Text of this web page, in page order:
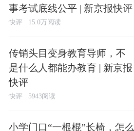
事考试底线公平 | 新京报快评
快评 15.0万阅读
传销头目变身教育导师，不
是什么人都能办教育 | 新京报
快评
快评 5943阅读
小学门口“一根棍”长椅，怎么